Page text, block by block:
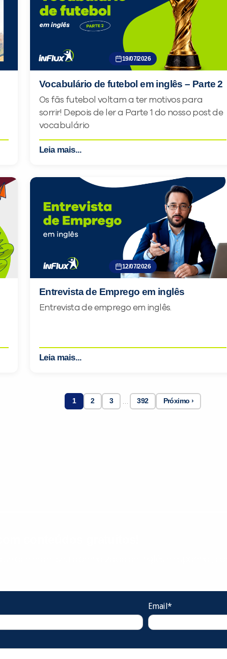
19/07/2026
Vocabulário de futebol em inglês – Parte 2
Os fãs futebol voltam a ter motivos para
sorrir! Depois de ler a Parte 1 do nosso post de
vocabulário
Leia mais...
12/07/2026
Entrevista de Emprego em inglês
Entrevista de emprego em inglês.
Leia mais...
1 2 3 392 Próximo ›
Email*